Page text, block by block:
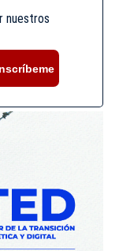
nuestros